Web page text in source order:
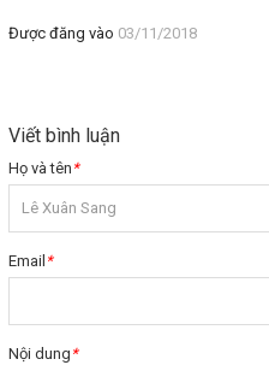
Được đăng vào 03/11/2018
Viết bình luận
Họ và tên *
Email *
Nội dung *